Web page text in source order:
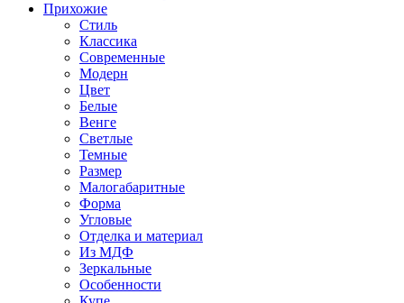
Прихожие
Стиль
Классика
Современные
Модерн
Цвет
Белые
Венге
Светлые
Темные
Размер
Малогабаритные
Форма
Угловые
Отделка и материал
Из МДФ
Зеркальные
Особенности